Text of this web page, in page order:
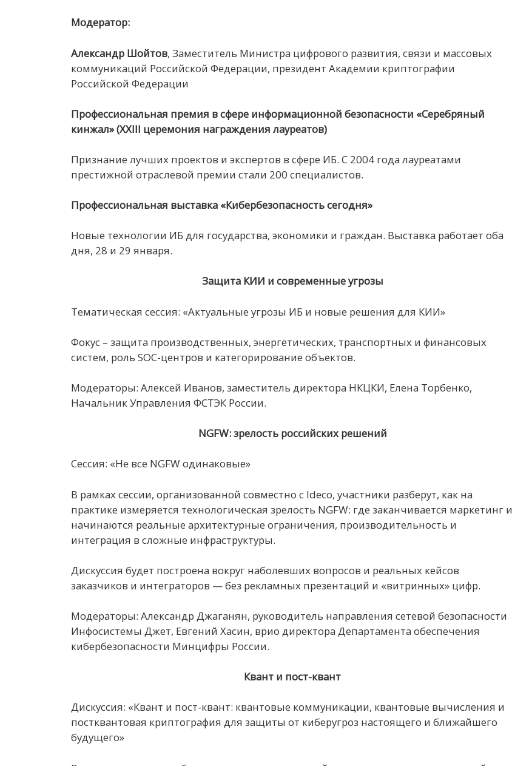
Модератор:
Александр Шойтов, Заместитель Министра цифрового развития, связи и массовых
коммуникаций Российской Федерации, президент Академии криптографии
Российской Федерации
Профессиональная премия в сфере информационной безопасности «Серебряный
кинжал» (XXIII церемония награждения лауреатов)
Признание лучших проектов и экспертов в сфере ИБ. С 2004 года лауреатами
престижной отраслевой премии стали 200 специалистов.
Профессиональная выставка «Кибербезопасность сегодня»
Новые технологии ИБ для государства, экономики и граждан. Выставка работает оба
дня, 28 и 29 января.
Защита КИИ и современные угрозы
Тематическая сессия: «Актуальные угрозы ИБ и новые решения для КИИ»
Фокус – защита производственных, энергетических, транспортных и финансовых
систем, роль SOC-центров и категорирование объектов.
Модераторы: Алексей Иванов, заместитель директора НКЦКИ, Елена Торбенко,
Начальник Управления ФСТЭК России.
NGFW: зрелость российских решений
Сессия: «Не все NGFW одинаковые»
В рамках сессии, организованной совместно с Ideco, участники разберут, как на
практике измеряется технологическая зрелость NGFW: где заканчивается маркетинг и
начинаются реальные архитектурные ограничения, производительность и
интеграция в сложные инфраструктуры.
Дискуссия будет построена вокруг наболевших вопросов и реальных кейсов
заказчиков и интеграторов — без рекламных презентаций и «витринных» цифр.
Модераторы: Александр Джаганян, руководитель направления сетевой безопасности
Инфосистемы Джет, Евгений Хасин, врио директора Департамента обеспечения
кибербезопасности Минцифры России.
Квант и пост-квант
Дискуссия: «Квант и пост-квант: квантовые коммуникации, квантовые вычисления и
постквантовая криптография для защиты от киберугроз настоящего и ближайшего
будущего»